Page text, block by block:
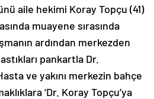
aile hekimi Koray Topçu (41)
muayene sırasında
ardından merkezden
pankartla Dr.
ve yakını merkezin bahçe
‘Dr. Koray Topçu’ya